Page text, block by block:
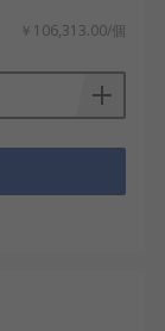
￥106,313.00/個